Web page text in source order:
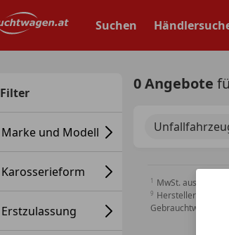
Suchen
Filter
Marke und Modell
Karosserieform
Erstzulassung
0 Angebote
MwSt. ausweisbar
Herstellerangabe
Gebrauchtwagen